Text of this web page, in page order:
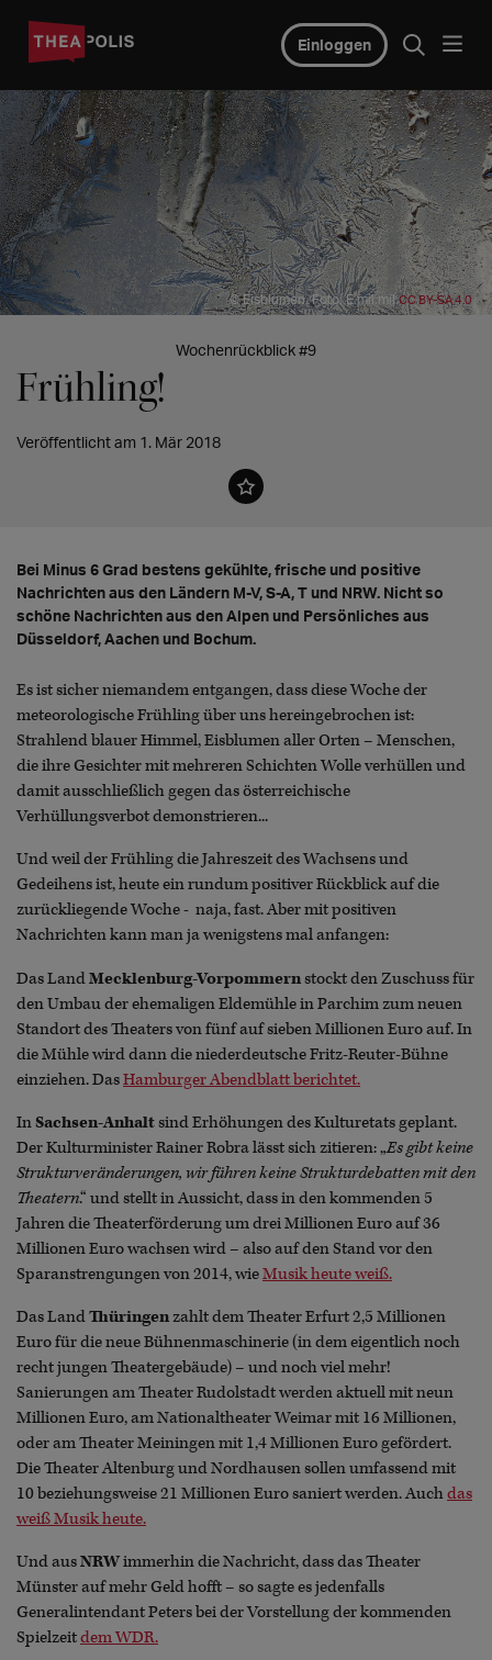
Einloggen
© Eisblumen, Foto: E.mil.milCC BY-SA 4.0
Wochenrückblick #9
Frühling!
Veröffentlicht am 1. Mär 2018
Bei Minus 6 Grad bestens gekühlte, frische und positive
Nachrichten aus den Ländern M-V, S-A, T und NRW. Nicht so
schöne Nachrichten aus den Alpen und Persönliches aus
Düsseldorf, Aachen und Bochum.
Es ist sicher niemandem entgangen, dass diese Woche der
meteorologische Frühling über uns hereingebrochen ist:
Strahlend blauer Himmel, Eisblumen aller Orten – Menschen,
die ihre Gesichter mit mehreren Schichten Wolle verhüllen und
damit ausschließlich gegen das österreichische
Verhüllungsverbot demonstrieren...
Und weil der Frühling die Jahreszeit des Wachsens und
Gedeihens ist, heute ein rundum positiver Rückblick auf die
zurückliegende Woche - naja, fast. Aber mit positiven
Nachrichten kann man ja wenigstens mal anfangen:
Das LandMecklenburg-Vorpommernstockt den Zuschuss für
den Umbau der ehemaligen Eldemühle in Parchim zum neuen
Standort des Theaters von fünf auf sieben Millionen Euro auf. In
die Mühle wird dann die niederdeutsche Fritz-Reuter-Bühne
einziehen. DasHamburger Abendblatt berichtet.
InSachsen-Anhaltsind Erhöhungen des Kulturetats geplant.
Der Kulturminister Rainer Robra lässt sich zitieren: „Es gibt keine
Strukturveränderungen, wir führen keine Strukturdebatten mit den
Theatern.“ und stellt in Aussicht, dass in den kommenden 5
Jahren die Theaterförderung um drei Millionen Euro auf 36
Millionen Euro wachsen wird – also auf den Stand vor den
Sparanstrengungen von 2014, wieMusik heute weiß.
Das LandThüringenzahlt dem Theater Erfurt 2,5 Millionen
Euro für die neue Bühnenmaschinerie (in dem eigentlich noch
recht jungen Theatergebäude) – und noch viel mehr!
Sanierungen am Theater Rudolstadt werden aktuell mit neun
Millionen Euro, am Nationaltheater Weimar mit 16 Millionen,
oder am Theater Meiningen mit 1,4 Millionen Euro gefördert.
Die Theater Altenburg und Nordhausen sollen umfassend mit
10 beziehungsweise 21 Millionen Euro saniert werden. Auchdas
weiß Musik heute.
Und ausNRWimmerhin die Nachricht, dass das Theater
Münster auf mehr Geld hofft – so sagte es jedenfalls
Generalintendant Peters bei der Vorstellung der kommenden
Spielzeitdem WDR.